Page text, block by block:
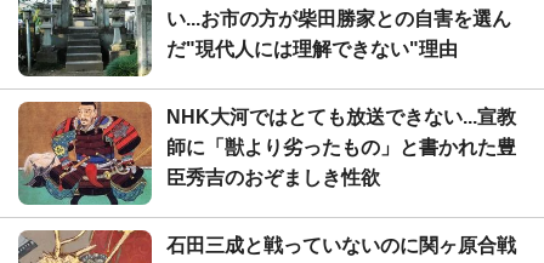
い...お市の方が柴田勝家との自害を選ん
だ"現代人には理解できない"理由
NHK大河ではとても放送できない...宣教
師に「獣より劣ったもの」と書かれた豊
臣秀吉のおぞましき性欲
石田三成と戦っていないのに関ヶ原合戦